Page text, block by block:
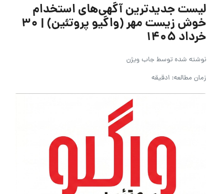
لیست جدیدترین آگهی‌های استخدام
خوش زیست مهر (واگیو پروتئین) | ۳۰
خرداد ۱۴۰۵
نوشته شده توسطجاب ویژن
زمان مطالعه: 1دقیقه